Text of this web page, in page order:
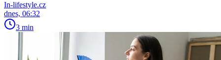
In-lifestyle.cz
dnes, 06:32
3 min